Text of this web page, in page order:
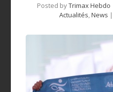
Posted byTrimax Hebdo
Actualités,News |